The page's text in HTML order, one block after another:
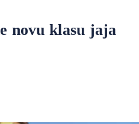
novu klasu jaja